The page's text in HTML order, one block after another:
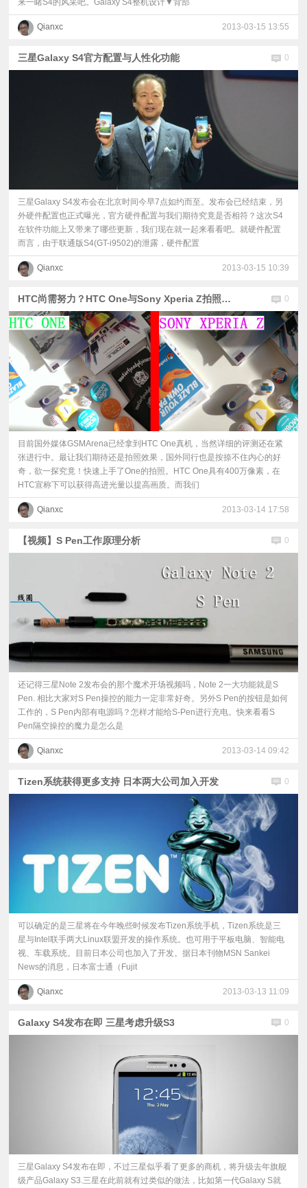
来一睹S4的风采吧。Galaxy S4整机设计▼背部
Qianxc 2013-03-15 13:55
三星Galaxy S4官方配置与人性化功能 0
三星Galaxy S4发布会在北京时间今早7点如约而至。发布会已经结束，另
外硬件配置也正式曝光，官方硬件配置与我们期待究竟是否相符？这次S4
在软件功能上又带来了哪些更新，我们现在就一起来看看吧。就硬件配置
而言，由于联通版S4(GT-i9502)的泄露，硬件配置
Qianxc 2013-03-15 10:39
HTC尚需努力？HTC One与Sony Xperia Z拍照效果对比 0
目前国外媒体GSMArena已经拿到HTC One真机，当然详细的评测还在紧
张进行中。最让我们期待还是拍照效果，国外同行也是按捺不住内心的好
奇，欲一探究竟！快速上手了One的拍照。HTC One具有400万像素，在
HTC宣称下可以获得高进光量以提高画质。而我们
Qianxc 2013-03-14 17:58
【视频】S Pen工作原理分析 0
还记得三星Note 2发布会的那个魔术开场视频吗，Note 2一大功能就是S
Pen. 相比大家对S Pen操控的能力一定非常好奇。另外S Pen的按钮是如何
工作的，S Pen内部有电源吗？怎样才能给S-Pen进行充电。快来看看S
Pen隔空操控的魔力是怎么是
Qianxc 2013-03-14 09:42
Tizen系统获得更多支持 日本两大公司加入开发 0
可以确定的是三星将在今年晚些时候发布Tizen系统手机，Tizen系统是三
星与Intel联手两大Linux联盟开发的操作系统。也可用于平板电脑、智能电
视、车载系统。目前日本公司也加入了开发。据日本刊物MSN Sankei
News的消息，日本富士通（Fujit
Qianxc 2013-03-13 11:09
Galaxy S4发布在即 三星考虑升级S3 0
三星Galaxy S4发布在即，不过三星似乎看了更多的商机，将升级去年旗舰
级产品Galaxy S3.三星在此前就有过类似的做法，比如第一代Galaxy S就